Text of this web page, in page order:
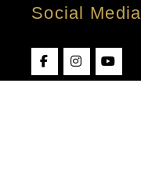
Social Media